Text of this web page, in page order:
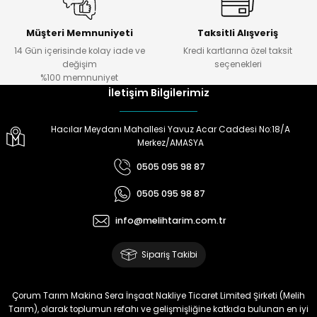
Ürün hazırlamada
,göndermede,telefonda bilgi
almada çok yardımcılar.Melih
Tarıma teşekkürler.
Doğan Zeki Gürbüz | 23/01/2024
Henüz kullanmadım.
Kullandığımda yorum
Memnun Akkan | 23/01/2024
Bu ürün çok neşeli değil aynı
Bunun akibeti 2024 yazına belli
Müşteri Memnuniyeti
14 Gün içerisinde kolay iade ve
değişim
%100 memnuniyet
Taksitli Alışveriş
Kredi kartlarına özel taksit
seçenekleri
İletişim Bilgilerimiz
Hacılar Meydanı Mahallesi Yavuz Acar Caddesi No:18/A
Merkez/AMASYA
0505 095 98 87
0505 095 98 87
info@melihtarim.com.tr
Sipariş Takibi
Çorum Tarım Makina Sera İnşaat Nakliye Ticaret Limited Şirketi (Melih
Tarım), olarak toplumun refahı ve gelişmişliğine katkıda bulunan en iyi